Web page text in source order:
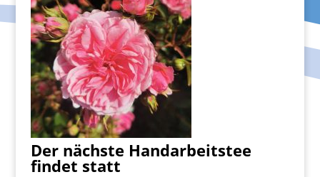
Der nächste Handarbeitstee
findet statt